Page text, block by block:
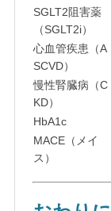
SGLT2阻害薬
（SGLT2i）
心血管疾患（A
SCVD）
慢性腎臓病（C
KD）
HbA1c
MACE（メイ
ス）